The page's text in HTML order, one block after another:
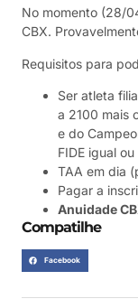
No momento (28/
CBX.
Requisitos para
Ser atleta
a 2100 mais
e do
FIDE igual
TAA em dia
Pagar a
Anuidade
Compatilhe
Facebook